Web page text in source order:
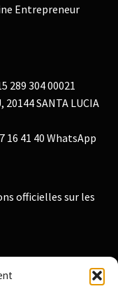
Entrepreneur
289 304 00021
20144 SANTA LUCIA
41 40 WhatsApp
officielles sur les
: